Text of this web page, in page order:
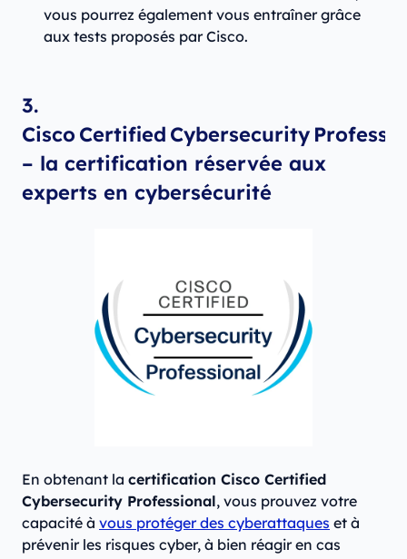
vous pourrez également vous entraîner grâce
aux tests proposés par Cisco.
3.
Cisco Certified Cybersecurity
– la certification réservée aux
experts en cybersécurité
En obtenant la certification Cisco Certified
Cybersecurity Professional, vous prouvez votre
capacité à vous protéger des cyberattaques et à
prévenir les risques cyber, à bien réagir en cas